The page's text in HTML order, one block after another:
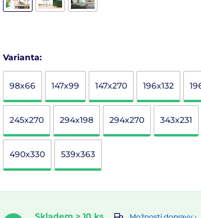
Varianta:
98x66 147x99 147x270 196x132
245x270 294x198 294x270 343x231
490x330 539x363